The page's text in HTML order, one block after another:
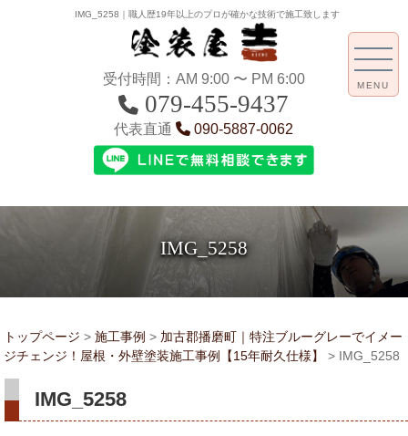
IMG_5258｜職人歴19年以上のプロが確かな技術で施工致します
受付時間：AM 9:00 〜 PM 6:00
079-455-9437
代表直通 090-5887-0062
IMG_5258
MENU
トップページ > 施工事例 > 加古郡播磨町｜特注ブルーグレーでイメー
ジチェンジ！屋根・外壁塗装施工事例【15年耐久仕様】
> IMG_5258
IMG_5258